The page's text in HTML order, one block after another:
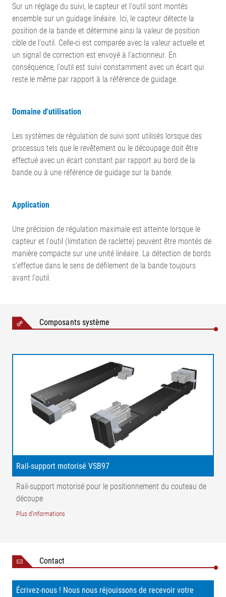
Sur un réglage du suivi, le capteur et l'outil sont montés
ensemble sur un guidage linéaire. Ici, le capteur détecte la
position de la bande et détermine ainsi la valeur de position
cible de l'outil. Celle-ci est comparée avec la valeur actuelle et
un signal de correction est envoyé à l'actionneur. En
conséquence, l'outil est suivi constamment avec un écart qui
reste le même par rapport à la référence de guidage.
Domaine d'utilisation
Les systèmes de régulation de suivi sont utilisés lorsque des
processus tels que le revêtement ou le découpage doit être
effectué avec un écart constant par rapport au bord de la
bande ou à une référence de guidage sur la bande.
Application
Une précision de régulation maximale est atteinte lorsque le
capteur et l'outil (limitation de raclette) peuvent être montés de
manière compacte sur une unité linéaire. La détection de bords
s'effectue dans le sens de défilement de la bande toujours
avant l'outil.
Composants système
Rail-support motorisé VSB97
Rail-support motorisé pour le positionnement du couteau de
découpe
Plus d'informations
Contact
Écrivez-nous ! Nous nous réjouissons de recevoir votre